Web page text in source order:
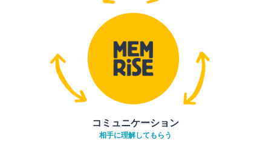
コミュニケーション
相手に理解してもらう